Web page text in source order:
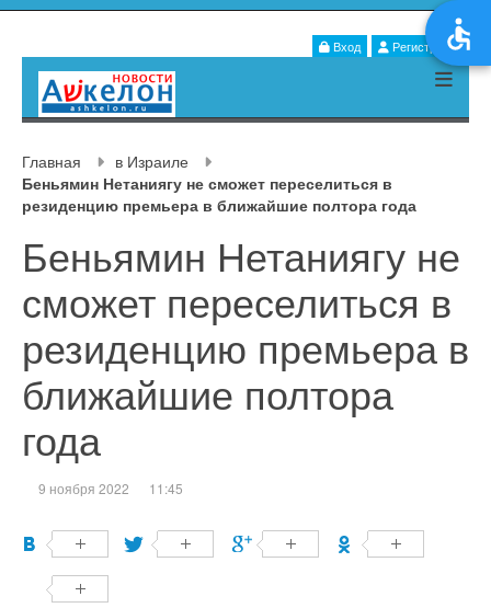
Вход Регистрация
Главная
в Израиле
Беньямин Нетаниягу не сможет переселиться в
резиденцию премьера в ближайшие полтора года
Беньямин Нетаниягу не
сможет переселиться в
резиденцию премьера в
ближайшие полтора
года
9 ноября 2022 11:45